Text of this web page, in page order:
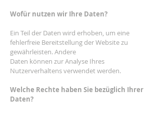
Wofür nutzen wir Ihre Daten?
Ein Teil der Daten wird erhoben, um eine
fehlerfreie Bereitstellung der Website zu
gewährleisten. Andere
Daten können zur Analyse Ihres
Nutzerverhaltens verwendet werden.
Welche Rechte haben Sie bezüglich Ihrer
Daten?